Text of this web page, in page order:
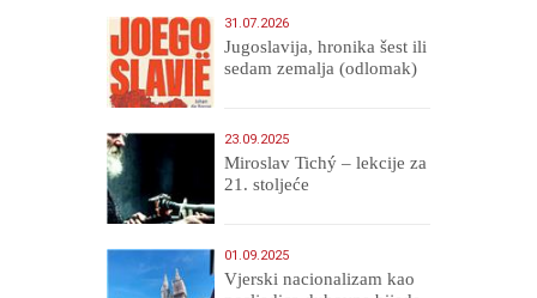
31.07.2026
Jugoslavija, hronika šest ili
sedam zemalja (odlomak)
23.09.2025
Miroslav Tichý – lekcije za
21. stoljeće
01.09.2025
​Vjerski nacionalizam kao